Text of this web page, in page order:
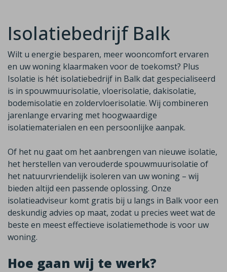
Isolatiebedrijf Balk
Wilt u energie besparen, meer wooncomfort ervaren
en uw woning klaarmaken voor de toekomst? Plus
Isolatie is hét isolatiebedrijf in Balk dat gespecialiseerd
is in spouwmuurisolatie, vloerisolatie, dakisolatie,
bodemisolatie en zoldervloerisolatie. Wij combineren
jarenlange ervaring met hoogwaardige
isolatiematerialen en een persoonlijke aanpak.
Of het nu gaat om het aanbrengen van nieuwe isolatie,
het herstellen van verouderde spouwmuurisolatie of
het natuurvriendelijk isoleren van uw woning – wij
bieden altijd een passende oplossing. Onze
isolatieadviseur komt gratis bij u langs in Balk voor een
deskundig advies op maat, zodat u precies weet wat de
beste en meest effectieve isolatiemethode is voor uw
woning.
Hoe gaan wij te werk?